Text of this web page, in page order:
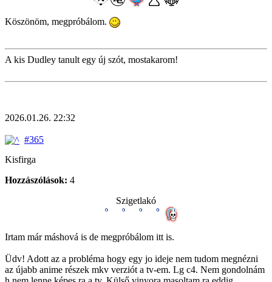
Köszönöm, megpróbálom.
A kis Dudley tanult egy új szót, mostakarom!
2026.01.26. 22:32
#365
Kisfirga
Hozzászólások: 4
Szigetlakó
Irtam már máshová is de megpróbálom itt is.
Üdv! Adott az a probléma hogy egy jo ideje nem tudom megnézni
az újabb anime részek mkv verziót a tv-em. Lg c4. Nem gondolnám